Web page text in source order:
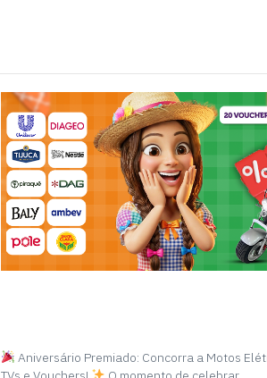
Aniversário Premiado: Concorra a Motos